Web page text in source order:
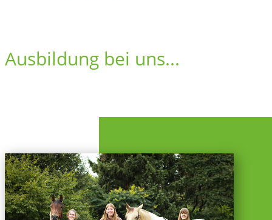
Ausbildung bei uns...